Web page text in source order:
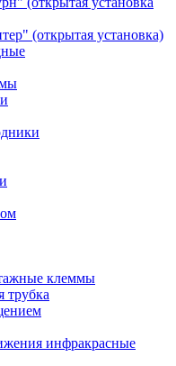
(открытая установка)
клеммы
трубка
инфракрасные